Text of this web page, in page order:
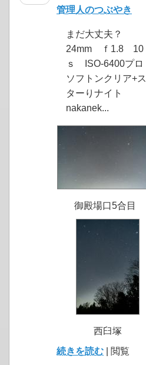
管理人のつぶやき
まだ大丈夫？
24mm ｆ1.8 10
ｓ ISO-6400プロ
ソフトンクリア+ス
ターりナイト
nakanek...
御殿場口5合目
西臼塚
続きを読む | 閲覧